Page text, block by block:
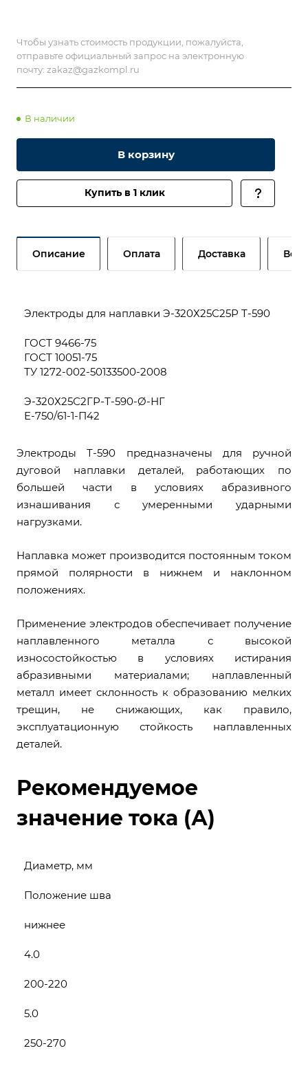
Чтобы узнать стоимость продукции, пожалуйста,
отправьте официальный запрос на электронную
почту: zakaz@gazkompl.ru
В наличии
В корзину
Купить в 1 клик
Описание Оплата Доставка
Электроды для наплавки Э-320Х25С25Р Т-590
ГОСТ 9466-75
ГОСТ 10051-75
ТУ 1272-002-50133500-2008
Э-320Х25С2ГР-Т-590-Ø-НГ
Е-750/61-1-П42
Электроды Т-590 предназначены для ручной
дуговой наплавки деталей, работающих по
большей части в условиях абразивного
изнашивания с умеренными ударными
нагрузками.
Наплавка может производится постоянным током
прямой полярности в нижнем и наклонном
положениях.
Применение электродов обеспечивает получение
наплавленного металла с высокой
износостойкостью в условиях истирания
абразивными материалами; наплавленный
металл имеет склонность к образованию мелких
трещин, не снижающих, как правило,
эксплуатационную стойкость наплавленных
деталей.
Рекомендуемое
значение тока (А)
Диаметр, мм
Положение шва
нижнее
4.0
200-220
5.0
250-270